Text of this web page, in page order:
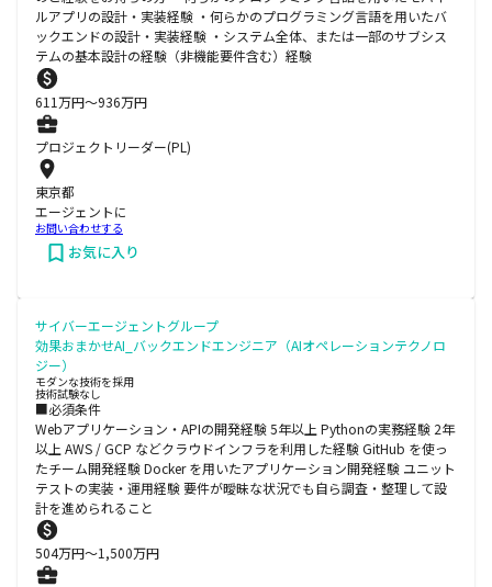
ルアプリの設計・実装経験 ・何らかのプログラミング言語を用いたバ
ックエンドの設計・実装経験 ・システム全体、または一部のサブシス
テムの基本設計の経験（非機能要件含む）経験
611万円〜936万円
プロジェクトリーダー(PL)
東京都
エージェントに
お問い合わせする
お気に入り
サイバーエージェントグループ
効果おまかせAI_バックエンドエンジニア（AIオペレーションテクノロ
ジー）
モダンな技術を採用
技術試験なし
■必須条件
Webアプリケーション・APIの開発経験 5年以上 Pythonの実務経験 2年
以上 AWS / GCP などクラウドインフラを利用した経験 GitHub を使っ
たチーム開発経験 Docker を用いたアプリケーション開発経験 ユニット
テストの実装・運用経験 要件が曖昧な状況でも自ら調査・整理して設
計を進められること
504万円〜1,500万円